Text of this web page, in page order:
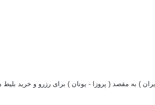
) به مقصد ( پروزا - یونان ) برای رزرو و خرید بلیط